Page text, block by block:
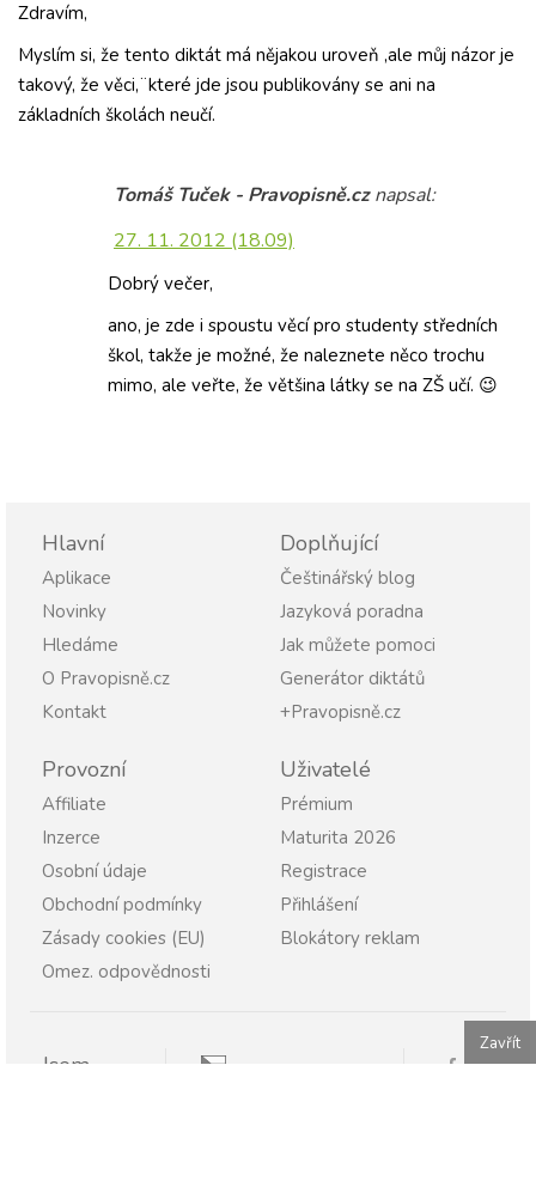
Zdravím,
Myslím si, že tento diktát má nějakou uroveň ,ale můj názor je
takový, že věci,¨které jde jsou publikovány se ani na
základních školách neučí.
Tomáš Tuček - Pravopisně.cz napsal:
27. 11. 2012 (18.09)
Dobrý večer,
ano, je zde i spoustu věcí pro studenty středních
škol, takže je možné, že naleznete něco trochu
mimo, ale veřte, že většina látky se na ZŠ učí. 😉
Hlavní
Aplikace
Novinky
Hledáme
O Pravopisně.cz
Kontakt
Doplňující
Češtinářský blog
Jazyková poradna
Jak můžete pomoci
Generátor diktátů
+Pravopisně.cz
Provozní
Affiliate
Inzerce
Osobní údaje
Obchodní podmínky
Zásady cookies (EU)
Omez. odpovědnosti
Uživatelé
Prémium
Maturita 2026
Registrace
Přihlášení
Blokátory reklam
Jsem
Zavřít